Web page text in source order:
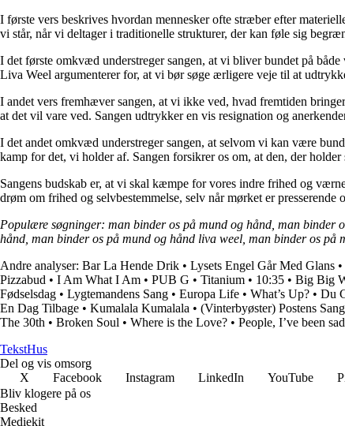
I første vers beskrives hvordan mennesker ofte stræber efter
vi står, når vi deltager i traditionelle strukturer, der kan føle sig
I det første omkvæd understreger sangen, at vi bliver bundet på
Liva Weel argumenterer for, at vi bør søge ærligere veje til at
I andet vers fremhæver sangen, at vi ikke ved, hvad fremtiden
at det vil vare ved. Sangen udtrykker en vis resignation og
I det andet omkvæd understreger sangen, at selvom vi kan være
kamp for det, vi holder af. Sangen forsikrer os om, at den, der
Sangens budskab er, at vi skal kæmpe for vores indre frihed og
drøm om frihed og selvbestemmelse, selv når mørket er
Populære søgninger: man binder os på mund og hånd, man binder
hånd, man binder os på mund og hånd liva weel, man binder os på
Andre analyser: Bar La Hende Drik • Lysets Engel Går Med Glans •
Pizzabud • I Am What I Am • PUB G • Titanium • 10:35 • Big Big
Fødselsdag • Lygtemandens Sang • Europa Life • What’s Up? • Du
En Dag Tilbage • Kumalala Kumalala • (Vinterbyøster) Postens Sang
The 30th • Broken Soul • Where is the Love? • People, I’ve been sad
TekstHus
Del og vis omsorg
X
Facebook Instagram LinkedIn YouTube
Bliv klogere på os
Besked
Mediekit